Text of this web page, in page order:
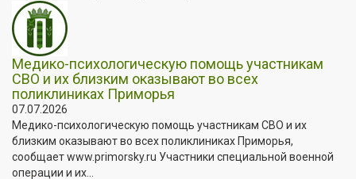
Медико-психологическую помощь участникам
СВО и их близким оказывают во всех
поликлиниках Приморья
07.07.2026
Медико-психологическую помощь участникам СВО и их
близким оказывают во всех поликлиниках Приморья,
сообщает www.primorsky.ru Участники специальной военной
операции и их...